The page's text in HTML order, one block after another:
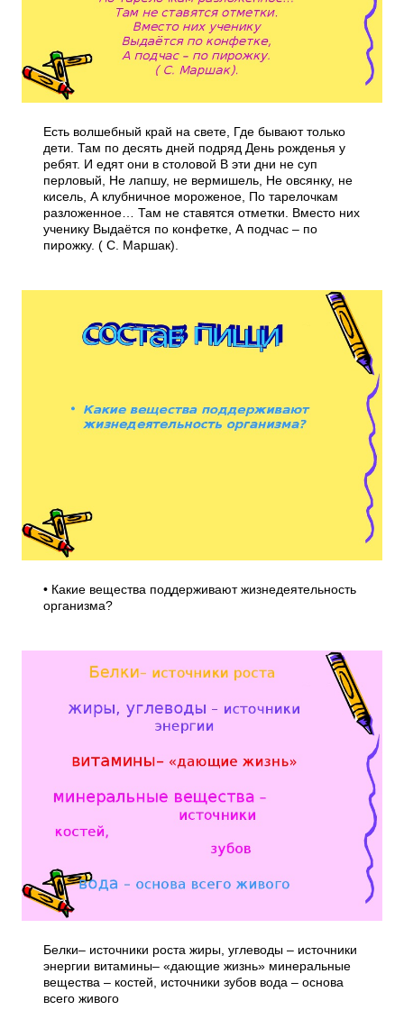
Есть волшебный край на свете, Где бывают только
дети. Там по десять дней подряд День рожденья у
ребят. И едят они в столовой В эти дни не суп
перловый, Не лапшу, не вермишель, Не овсянку, не
кисель, А клубничное мороженое, По тарелочкам
разложенное… Там не ставятся отметки. Вместо них
ученику Выдаётся по конфетке, А подчас – по
пирожку. ( С. Маршак).
• Какие вещества поддерживают жизнедеятельность
организма?
Белки– источники роста жиры, углеводы – источники
энергии витамины– «дающие жизнь» минеральные
вещества – костей, источники зубов вода – основа
всего живого